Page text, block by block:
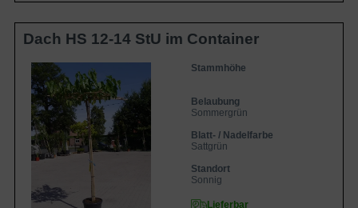
Dach HS 12-14 StU im Container
Stammhöhe
Belaubung
Sommergrün
Blatt- / Nadelfarbe
Sattgrün
Standort
Sonnig
Lieferbar